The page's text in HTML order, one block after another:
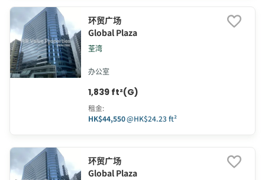
环贸广场
Global Plaza
荃湾
办公室
1,839 ft²(G)
租金:
HK$44,550@HK$24.23 ft²
环贸广场
Global Plaza